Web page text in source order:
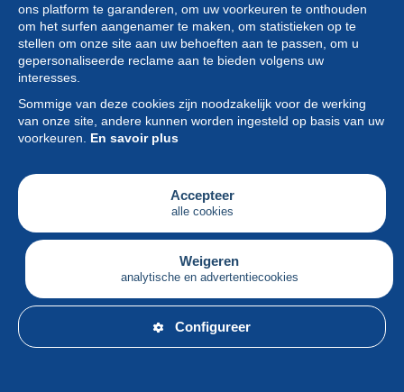
ons platform te garanderen, om uw voorkeuren te onthouden
om het surfen aangenamer te maken, om statistieken op te
stellen om onze site aan uw behoeften aan te passen, om u
gepersonaliseerde reclame aan te bieden volgens uw
interesses.
Sommige van deze cookies zijn noodzakelijk voor de werking
van onze site, andere kunnen worden ingesteld op basis van uw
voorkeuren. En savoir plus
Accepteer
alle cookies
Weigeren
analytische en advertentiecookies
Configureer
Collectie
Nieuws
Functie
Vereniging
Diensten
Schrijven
Nederlands